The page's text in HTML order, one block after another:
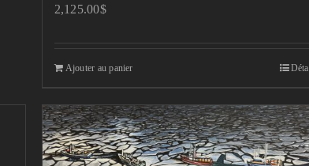
2,125.00$
Ajouter au panier